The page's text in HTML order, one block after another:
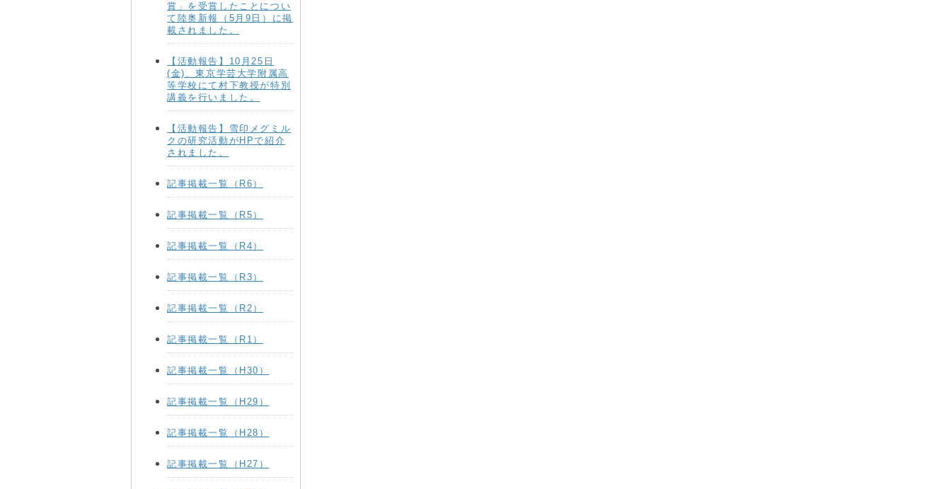
賞」を受賞したことについ
て陸奥新報（5月9日）に掲
載されました。
【活動報告】10月25日
(金)、東京学芸大学附属高
等学校にて村下教授が特別
講義を行いました。
【活動報告】雪印メグミル
クの研究活動がHPで紹介
されました。
記事掲載一覧（R6）
記事掲載一覧（R5）
記事掲載一覧（R4）
記事掲載一覧（R3）
記事掲載一覧（R2）
記事掲載一覧（R1）
記事掲載一覧（H30）
記事掲載一覧（H29）
記事掲載一覧（H28）
記事掲載一覧（H27）